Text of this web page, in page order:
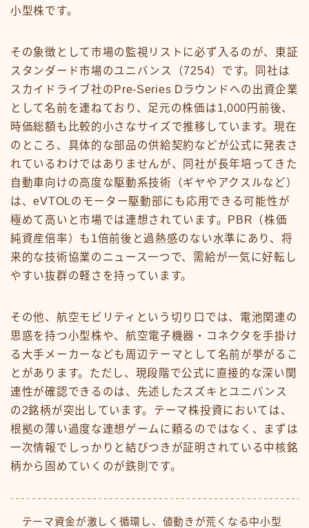
小型株です。
その象徴として市場の監視リストに必ず入るのが、東証
スタンダード市場のユニバンス（7254）です。同社は
スカイドライブ社のPre-Series Dラウンドへの出資企業
として名前を連ねており、足元の株価は1,000円前後、
時価総額も比較的小さなサイズで推移しています。現在
のところ、具体的な部品の供給契約などが公式に発表さ
れているわけではありませんが、同社が長年培ってきた
自動車向けの高度な駆動系技術（ギヤやアクスルなど）
は、eVTOLのモーター駆動部にも応用できる可能性が
極めて高いと市場では連想されています。PBR（株価
純資産倍率）も1倍前後と過熱感のない水準にあり、将
来的な技術協業のニュース一つで、需給が一気に好転し
やすい抜群の軽さを持っています。
その他、航空モビリティという切り口では、電池関連の
思惑を持つ小型株や、航空電子機器・コネクタを手掛け
る大手メーカーなども周辺テーマとして名前が挙がるこ
とがあります。ただし、現段階で公式に直接的な深い関
連性が確認できるのは、先述したスズキとユニバンス
の2銘柄が突出しています。テーマ株投資においては、
根拠の薄い過度な連想ゲームに頼るのではなく、まずは
一次情報でしっかりと結びつきが証明されている中核銘
柄から固めていくのが鉄則です。
テーマ資金が激しく循環し、値動きが荒くなる中小型